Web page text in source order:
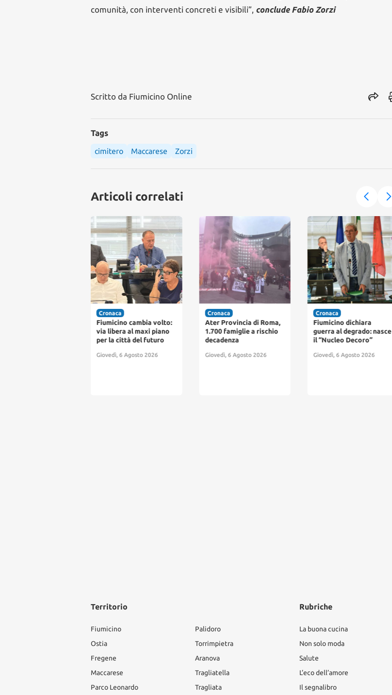
comunità, con interventi concreti e visibili”, conclude Fabio Zorzi
Scritto da Fiumicino Online
Tags
cimitero Maccarese Zorzi
Articoli correlati
Cronaca
Fiumicino cambia volto:
via libera al maxi piano
per la città del futuro
Giovedì, 6 Agosto 2026
Cronaca
Ater Provincia di Roma,
1.700 famiglie a rischio
decadenza
Giovedì, 6 Agosto 2026
Cronaca
Fiumicino dichiara
guerra al degrado: nasce
il “Nucleo Decoro”
Giovedì, 6 Agosto 2026
Territorio
Fiumicino
Ostia
Fregene
Maccarese
Parco Leonardo
Palidoro
Torrimpietra
Aranova
Tragliatella
Tragliata
Rubriche
La buona cucina
Non solo moda
Salute
L’eco dell’amore
Il segnalibro